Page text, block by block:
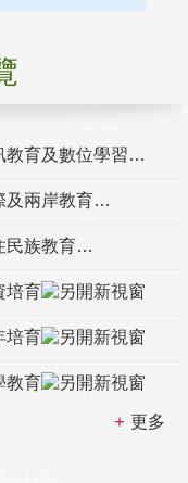
教育及數位學習
及兩岸教育
民族教育
培育
培育
教育
更多